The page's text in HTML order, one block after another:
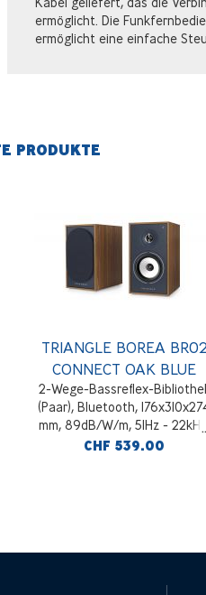
ermöglicht. Die
ermöglicht eine einfache
PRODUKTE
TRIANGLE BOREA BR02
CONNECT OAK BLUE
2-Wege-Bassreflex-
(Paar), Bluetooth,
mm, 89dB/W/m, 51Hz - 22kHz,
HDMI ARC- und USB-B-
CHF 539.00